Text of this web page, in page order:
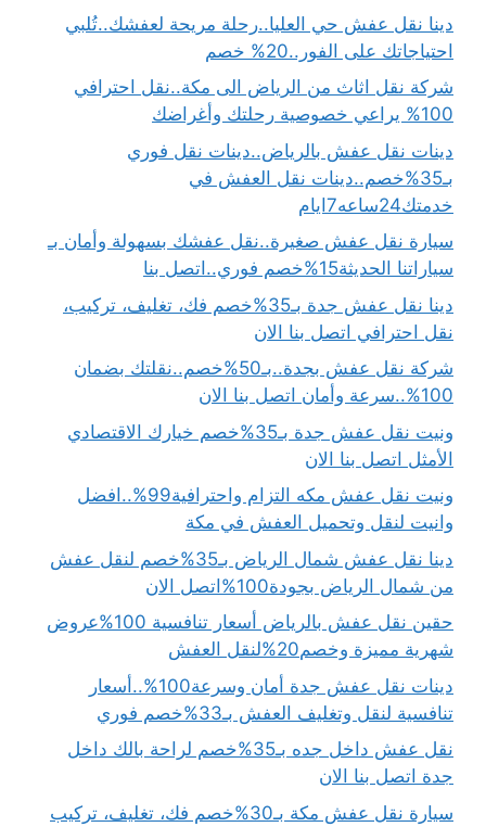
دينا نقل عفش حي العليا..رحلة مريحة لعفشك..تُلبي
احتياجاتك على الفور..20% خصم
شركة نقل اثاث من الرياض الى مكة..نقل احترافي
100% يراعي خصوصية رحلتك وأغراضك
دينات نقل عفش بالرياض..دينات نقل فوري
بـ35%خصم..دينات نقل العفش في
خدمتك24ساعه7ايام
سيارة نقل عفش صغيرة..نقل عفشك بسهولة وأمان بـ
سياراتنا الحديثة15%خصم فوري..اتصل بنا
دينا نقل عفش جدة بـ35%خصم فك، تغليف، تركيب،
نقل احترافي اتصل بنا الان
شركة نقل عفش بجدة..بـ50%خصم..نقلتك بضمان
100%..سرعة وأمان اتصل بنا الان
ونيت نقل عفش جدة بـ35%خصم خيارك الاقتصادي
الأمثل اتصل بنا الان
ونيت نقل عفش مكه التزام واحترافية99%..افضل
وانيت لنقل وتحميل العفش في مكة
دينا نقل عفش شمال الرياض بـ35%خصم لنقل عفش
من شمال الرياض بجودة100%اتصل الان
حقين نقل عفش بالرياض أسعار تنافسية 100%عروض
شهرية مميزة وخصم20%لنقل العفش
دينات نقل عفش جدة أمان وسرعة100%..أسعار
تنافسية لنقل وتغليف العفش بـ33%خصم فوري
نقل عفش داخل جده بـ35%خصم لراحة بالك داخل
جدة اتصل بنا الان
سيارة نقل عفش مكة بـ30%خصم فك، تغليف، تركيب